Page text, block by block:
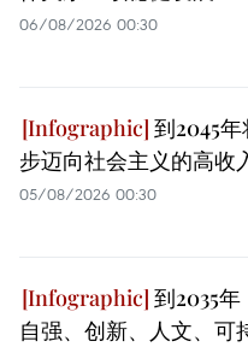
06/08/2026 00:30
到2045
步迈向社会主义的高收
05/08/2026 00:30
到2035
自强、创新、人文、可